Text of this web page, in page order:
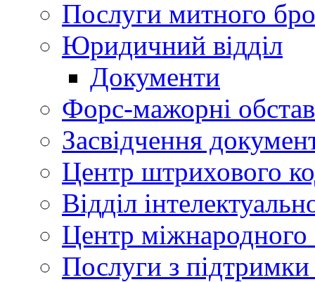
Послуги митного
Юридичний відділ
Документи
Форс-мажорні
Засвідчення
Центр штрихового
Відділ
Центр міжнародного
Послуги з підтримки